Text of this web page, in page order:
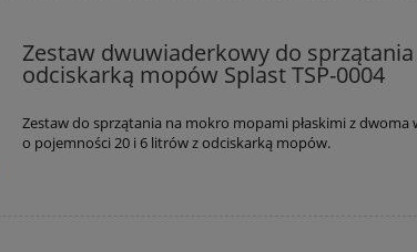
Zestaw dwuwiaderkowy do sprzątania
odciskarką mopów Splast TSP-0004
Zestaw do sprzątania na mokro mopami płaskimi z dwoma
o pojemności 20 i 6 litrów z odciskarką mopów.